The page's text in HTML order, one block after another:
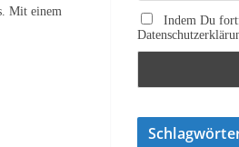
Mit einem
Indem Du